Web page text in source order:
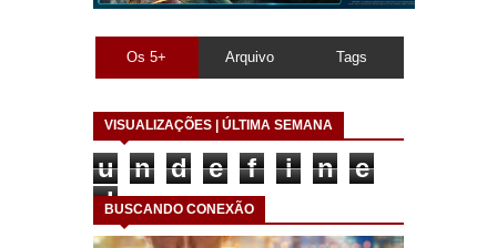
Os 5+ Arquivo Tags
VISUALIZAÇÕES | ÚLTIMA SEMANA
u n d e f i n
e
dBUSCANDO CONEXÃO